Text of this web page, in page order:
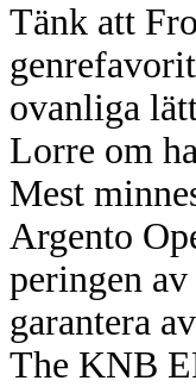
Tänk att
ovanliga
Lorre om
Mest
Argento
peringen
garantera
The KNB